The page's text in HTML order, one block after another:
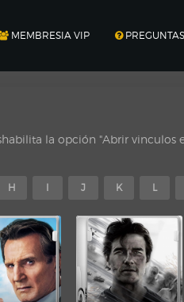
MEMBRESIA VIP
la opción "Abrir vinculos
H I J K L